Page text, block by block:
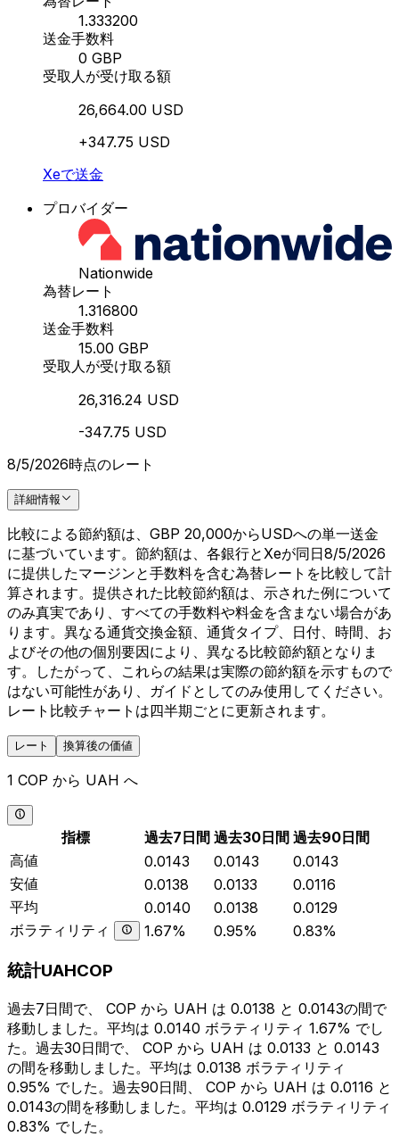
1.333200
送金手数料
0 GBP
受取人が受け取る額
26,664.00 USD
+347.75 USD
Xeで送金
プロバイダー
Nationwide
為替レート
1.316800
送金手数料
15.00 GBP
受取人が受け取る額
26,316.24 USD
-347.75 USD
8/5/2026時点のレート
詳細情報
比較による節約額は、GBP 20,000からUSDへの単一送金
に基づいています。節約額は、各銀行とXeが同日8/5/2026
に提供したマージンと手数料を含む為替レートを比較して計
算されます。提供された比較節約額は、示された例について
のみ真実であり、すべての手数料や料金を含まない場合があ
ります。異なる通貨交換金額、通貨タイプ、日付、時間、お
よびその他の個別要因により、異なる比較節約額となりま
す。したがって、これらの結果は実際の節約額を示すもので
はない可能性があり、ガイドとしてのみ使用してください。
レート比較チャートは四半期ごとに更新されます。
レート 換算後の価値
1 COP から UAH へ
指標 過去7日間 過去30日間 過去90日間
高値
0.0143 0.0143
0.0143
安値
0.0138 0.0133
0.0116
平均
0.0140 0.0138
0.0129
ボラティリティ
1.67% 0.95% 0.83%
統計UAHCOP
過去7日間で、 COP から UAH は 0.0138 と 0.0143の間で
移動しました。平均は 0.0140 ボラティリティ 1.67% でし
た。過去30日間で、 COP から UAH は 0.0133 と 0.0143
の間を移動しました。平均は 0.0138 ボラティリティ
0.95% でした。過去90日間、 COP から UAH は 0.0116 と
0.0143の間を移動しました。平均は 0.0129 ボラティリティ
0.83% でした。